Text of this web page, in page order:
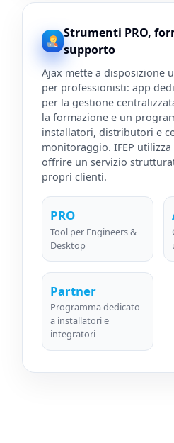
Strumenti PRO,
supporto
Ajax mette a disposizione
per professionisti: app
per la gestione
la formazione e un
installatori, distributori e
monitoraggio. IFEP
offrire un servizio
propri clienti.
PRO
Tool per Engineers &
Desktop
Partner
Programma dedicato
a installatori e
integratori